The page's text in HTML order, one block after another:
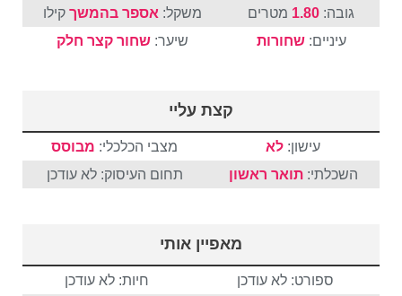
גובה: 1.80 מטרים משקל: אספר בהמשך קילו
עיניים:שחורות שיער: שחור קצר חלק
קצת עליי
עישון: לא מצבי הכלכלי: מבוסס
השכלתי:תואר ראשון תחום העיסוק: לא עודכן
מאפיין אותי
ספורט: לא עודכן
חיות: לא עודכן